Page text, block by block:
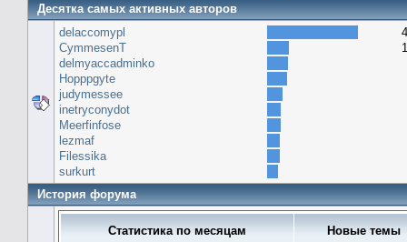
Десятка самых активных авторов
delaccomypl
CymmesenT
delmyaccadminko
Hopppgyte
judymessee
inetryconydot
Meerfinfose
lezmaf
Filessika
surkurt
История форума
Статистика по месяцам Новые темы